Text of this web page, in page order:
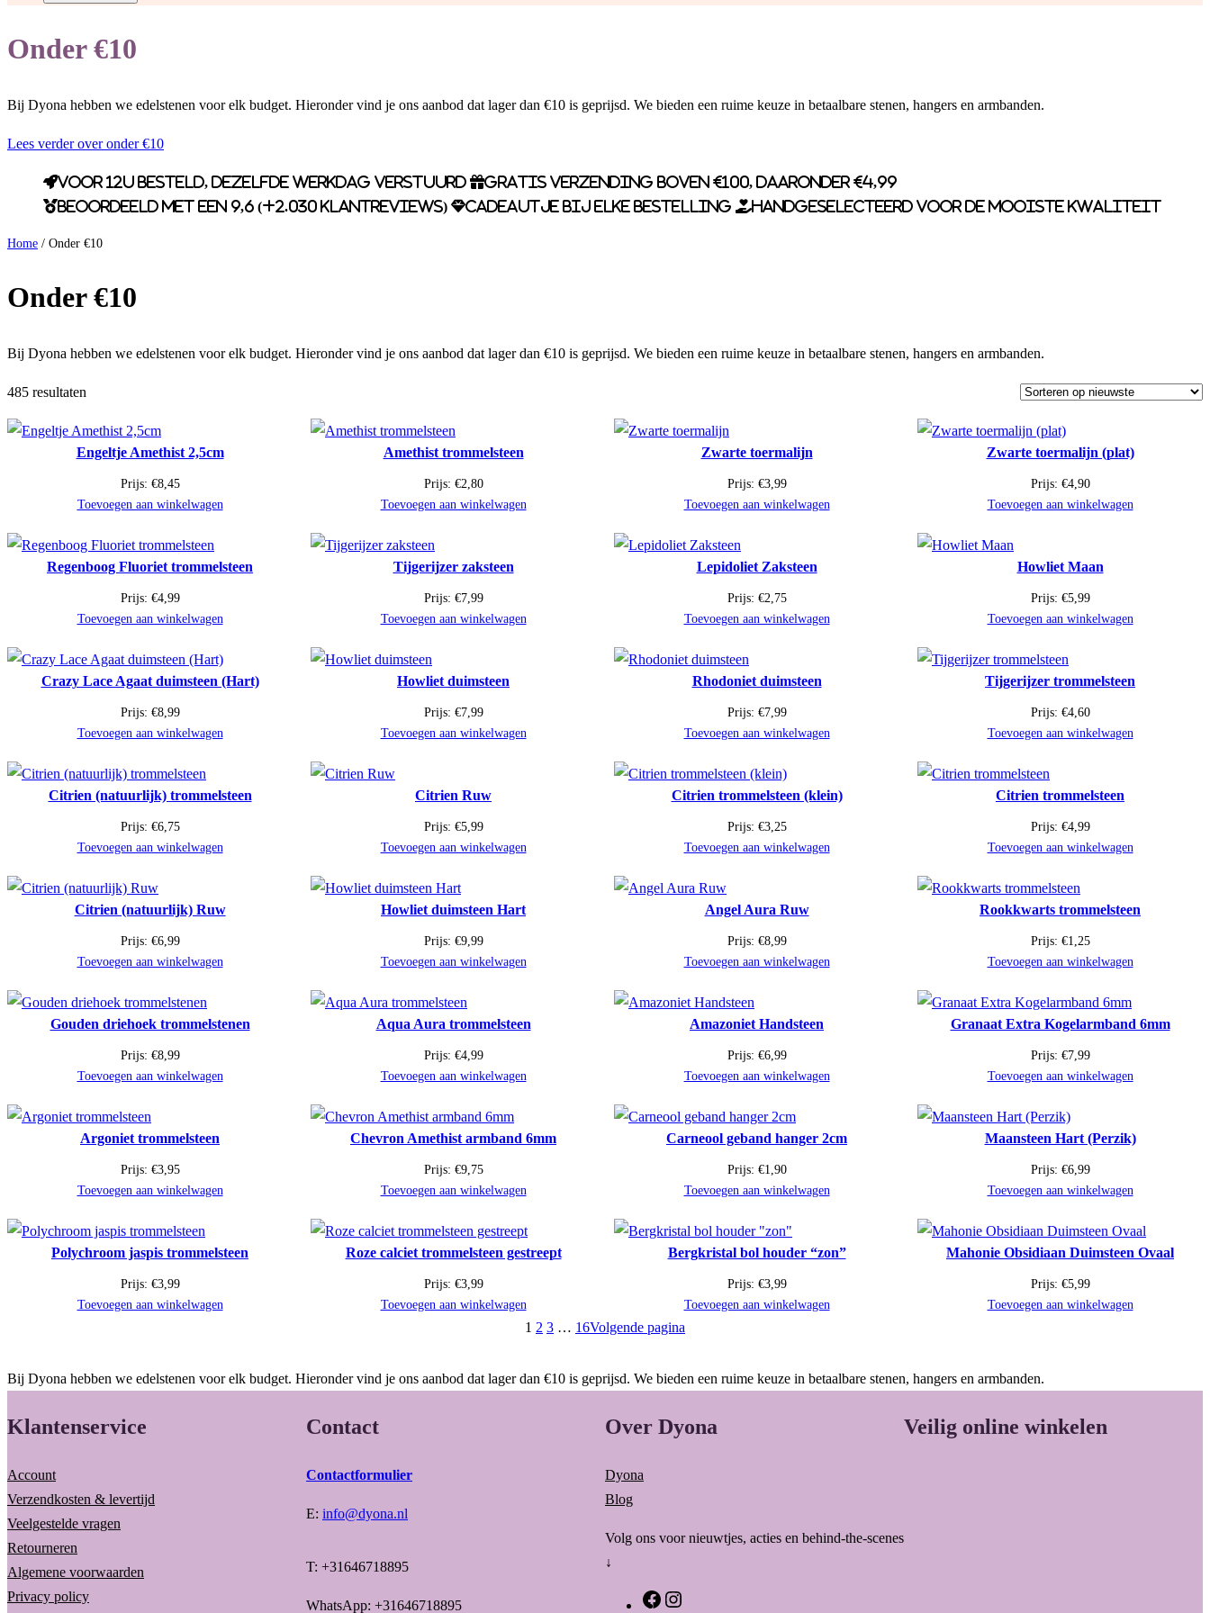
Onder €10
Bij Dyona hebben we edelstenen voor elk budget. Hieronder vind je ons aanbod dat lager dan €10 is geprijsd. We bieden een ruime keuze in betaalbare stenen, hangers en armbanden.
Lees verder over onder €10
Voor 12u besteld, dezelfde werkdag verstuurd
Gratis verzending boven €100, daaronder €4,99
Beoordeeld met een 9,6 (+2.030 klantreviews)
Cadeautje bij elke bestelling Handgeselecteerd voor de mooiste kwaliteit
Home / Onder €10
Onder €10
Bij Dyona hebben we edelstenen voor elk budget. Hieronder vind je ons aanbod dat lager dan €10 is geprijsd. We bieden een ruime keuze in betaalbare stenen, hangers en armbanden.
485 resultaten
Engeltje Amethist 2,5cm
Prijs: €8,45
Toevoegen aan winkelwagen
Amethist trommelsteen
Prijs: €2,80
Toevoegen aan winkelwagen
Zwarte toermalijn
Prijs: €3,99
Toevoegen aan winkelwagen
Zwarte toermalijn (plat)
Prijs: €4,90
Toevoegen aan winkelwagen
Regenboog Fluoriet trommelsteen
Prijs: €4,99
Toevoegen aan winkelwagen
Tijgerijzer zaksteen
Prijs: €7,99
Toevoegen aan winkelwagen
Lepidoliet Zaksteen
Prijs: €2,75
Toevoegen aan winkelwagen
Howliet Maan
Prijs: €5,99
Toevoegen aan winkelwagen
Crazy Lace Agaat duimsteen (Hart)
Prijs: €8,99
Toevoegen aan winkelwagen
Howliet duimsteen
Prijs: €7,99
Toevoegen aan winkelwagen
Rhodoniet duimsteen
Prijs: €7,99
Toevoegen aan winkelwagen
Tijgerijzer trommelsteen
Prijs: €4,60
Toevoegen aan winkelwagen
Citrien (natuurlijk) trommelsteen
Prijs: €6,75
Toevoegen aan winkelwagen
Citrien Ruw
Prijs: €5,99
Toevoegen aan winkelwagen
Citrien trommelsteen (klein)
Prijs: €3,25
Toevoegen aan winkelwagen
Citrien trommelsteen
Prijs: €4,99
Toevoegen aan winkelwagen
Citrien (natuurlijk) Ruw
Prijs: €6,99
Toevoegen aan winkelwagen
Howliet duimsteen Hart
Prijs: €9,99
Toevoegen aan winkelwagen
Angel Aura Ruw
Prijs: €8,99
Toevoegen aan winkelwagen
Rookkwarts trommelsteen
Prijs: €1,25
Toevoegen aan winkelwagen
Gouden driehoek trommelstenen
Prijs: €8,99
Toevoegen aan winkelwagen
Aqua Aura trommelsteen
Prijs: €4,99
Toevoegen aan winkelwagen
Amazoniet Handsteen
Prijs: €6,99
Toevoegen aan winkelwagen
Granaat Extra Kogelarmband 6mm
Prijs: €7,99
Toevoegen aan winkelwagen
Argoniet trommelsteen
Prijs: €3,95
Toevoegen aan winkelwagen
Chevron Amethist armband 6mm
Prijs: €9,75
Toevoegen aan winkelwagen
Carneool geband hanger 2cm
Prijs: €1,90
Toevoegen aan winkelwagen
Maansteen Hart (Perzik)
Prijs: €6,99
Toevoegen aan winkelwagen
Polychroom jaspis trommelsteen
Prijs: €3,99
Toevoegen aan winkelwagen
Roze calciet trommelsteen gestreept
Prijs: €3,99
Toevoegen aan winkelwagen
Bergkristal bol houder “zon”
Prijs: €3,99
Toevoegen aan winkelwagen
Mahonie Obsidiaan Duimsteen Ovaal
Prijs: €5,99
Toevoegen aan winkelwagen
1 2 3 … 16Volgende pagina
Bij Dyona hebben we edelstenen voor elk budget. Hieronder vind je ons aanbod dat lager dan €10 is geprijsd. We bieden een ruime keuze in betaalbare stenen, hangers en armbanden.
Klantenservice
Account
Verzendkosten & levertijd
Veelgestelde vragen
Retourneren
Algemene voorwaarden
Privacy policy
Contact
Contactformulier
E: info@dyona.nl
T: +31646718895
WhatsApp: +31646718895
Over Dyona
Dyona
Blog
Volg ons voor nieuwtjes, acties en behind-the-scenes
↓
F
Veilig online winkelen